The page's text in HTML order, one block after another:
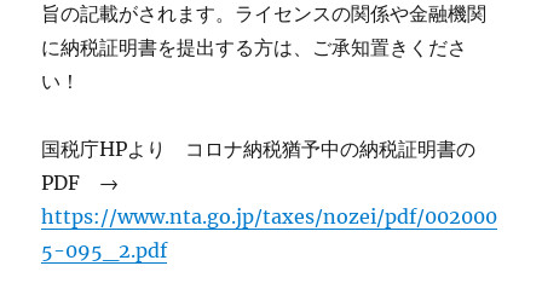
旨の記載がされます。ライセンスの関係や金融機関
に納税証明書を提出する方は、ご承知置きくださ
い！
国税庁HPより コロナ納税猶予中の納税証明書の
PDF →
https://www.nta.go.jp/taxes/nozei/pdf/002000
5-095_2.pdf